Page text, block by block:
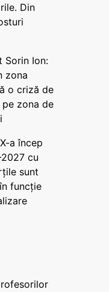
Din
Sorin Ion:
zona
o criză de
zona de
a încep
cu
sunt
funcție